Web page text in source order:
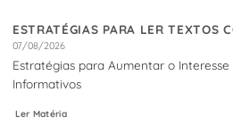
ESTRATÉGIAS PARA LER TEXTOS
07/08/2026
Estratégias para Aumentar o
Informativos
Ler Matéria